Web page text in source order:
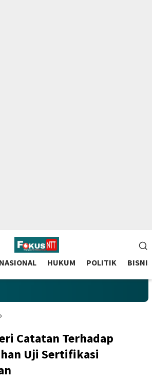
NASIONAL HUKUM POLITIK BISNIS
Catatan Terhadap
Uji Sertifikasi